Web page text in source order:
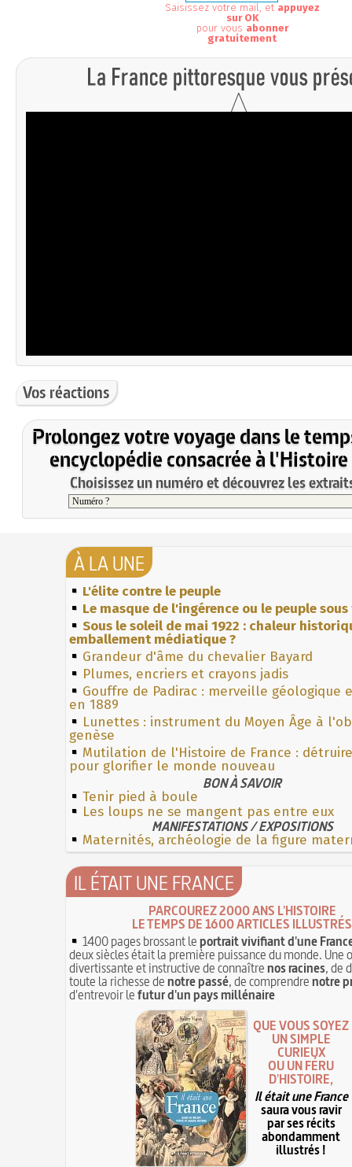
Saisissez votre mail, et appuyez
sur OK
pour vous abonner
gratuitement
Vos réactions
Prolongez votre voyage dans le
encyclopédie consacrée à l'Histoire
Choisissez un numéro et découvrez les
À LA UNE
L'élite contre le peuple
Le masque de l'ingérence ou le peuple
Sous le soleil de mai 1922 : chaleur
emballement médiatique ?
Grandeur d'âme du chevalier Bayard
Plumes, encriers et crayons jadis
Gouffre de Padirac : merveille géologique
en 1889
Lunettes : instrument du Moyen Âge à
genèse
Mutilation de l'Histoire de France :
pour glorifier le monde nouveau
BON À SAVOIR
Tenir pied à boule
Les loups ne se mangent pas entre eux
MANIFESTATIONS / EXPOSITIONS
Maternités, archéologie de la figure
IL ÉTAIT UNE FRANCE
PARCOUREZ 2000 ANS L'HISTOIRE
LE TEMPS DE 1600 ARTICLES ILLUSTRÉS
1400 pages brossant leportrait vivifiant d'une
deux siècles était la première puissance du monde. Une
divertissante et instructive de connaîtrenos racines, de
toute la richesse denotre passé, de comprendrenotre
d'entrevoir lefutur d'un pays millénaire
QUE VOUS SOYEZ
UN SIMPLE
CURIEUX
OU UN FÉRU
D'HISTOIRE,
Il était une France
saura vous ravir
par ses récits
abondamment
illustrés !